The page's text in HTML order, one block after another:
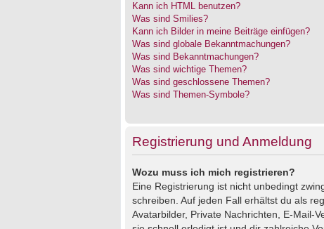
Kann ich HTML benutzen?
Was sind Smilies?
Kann ich Bilder in meine Beiträge einfügen?
Was sind globale Bekanntmachungen?
Was sind Bekanntmachungen?
Was sind wichtige Themen?
Was sind geschlossene Themen?
Was sind Themen-Symbole?
Registrierung und Anmeldung
Wozu muss ich mich registrieren?
Eine Registrierung ist nicht unbedingt
schreiben. Auf jeden Fall erhältst du als
Avatarbilder, Private Nachrichten, E-Mail-